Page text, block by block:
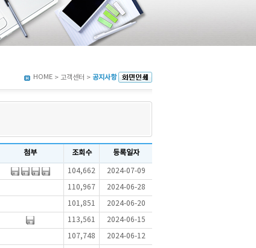
HOME > 고객센터 > 공지사항
첨부 조회수 등록일자
104,662 2024-07-09
110,967 2024-06-28
101,851 2024-06-20
113,561 2024-06-15
107,748 2024-06-12